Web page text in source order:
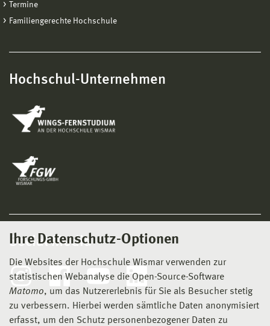
Ihre Datenschutz-Optionen
Die Websites der Hochschule Wismar verwenden zur
statistischen Webanalyse die Open-Source-Software
Matomo, um das Nutzererlebnis für Sie als Besucher stetig
zu verbessern. Hierbei werden sämtliche Daten anonymisiert
erfasst, um den Schutz personenbezogener Daten zu
Termine
Familiengerechte Hochschule
Hochschul-Unternehmen
Social Media